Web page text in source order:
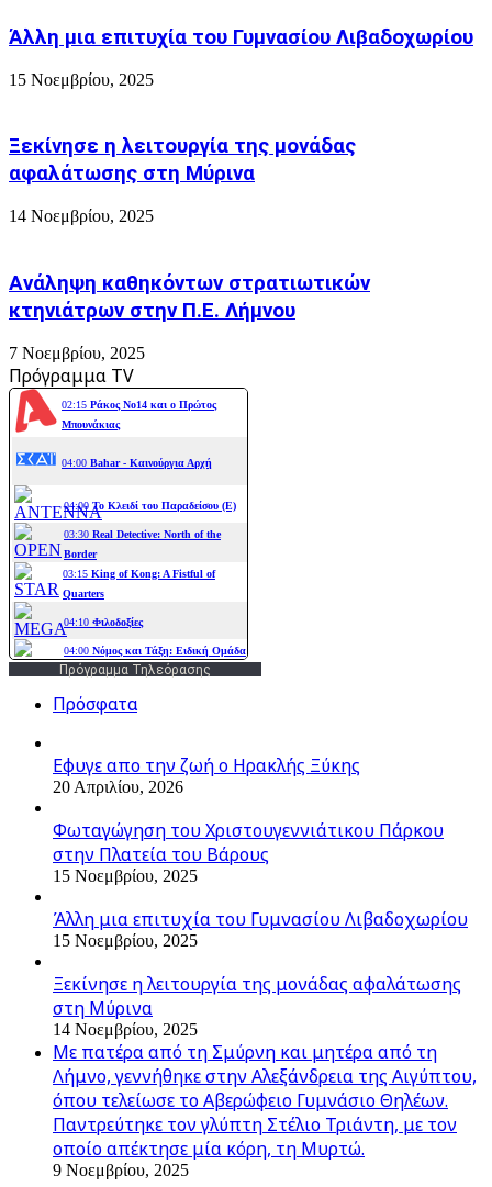
Άλλη μια επιτυχία του Γυμνασίου Λιβαδοχωρίου
15 Νοεμβρίου, 2025
Ξεκίνησε η λειτουργία της μονάδας
αφαλάτωσης στη Μύρινα
14 Νοεμβρίου, 2025
Ανάληψη καθηκόντων στρατιωτικών
κτηνιάτρων στην Π.Ε. Λήμνου
7 Νοεμβρίου, 2025
Πρόγραμμα TV
Πρόγραμμα Τηλεόρασης
Πρόσφατα
Εφυγε απο την ζωή o Ηρακλής Ξύκης
20 Απριλίου, 2026
Φωταγώγηση του Χριστουγεννιάτικου Πάρκου
στην Πλατεία του Βάρους
15 Νοεμβρίου, 2025
Άλλη μια επιτυχία του Γυμνασίου Λιβαδοχωρίου
15 Νοεμβρίου, 2025
Ξεκίνησε η λειτουργία της μονάδας αφαλάτωσης
στη Μύρινα
14 Νοεμβρίου, 2025
Με πατέρα από τη Σμύρνη και μητέρα από τη
Λήμνο, γεννήθηκε στην Αλεξάνδρεια της Αιγύπτου,
όπου τελείωσε το Αβερώφειο Γυμνάσιο Θηλέων.
Παντρεύτηκε τον γλύπτη Στέλιο Τριάντη, με τον
οποίο απέκτησε μία κόρη, τη Μυρτώ.
9 Νοεμβρίου, 2025